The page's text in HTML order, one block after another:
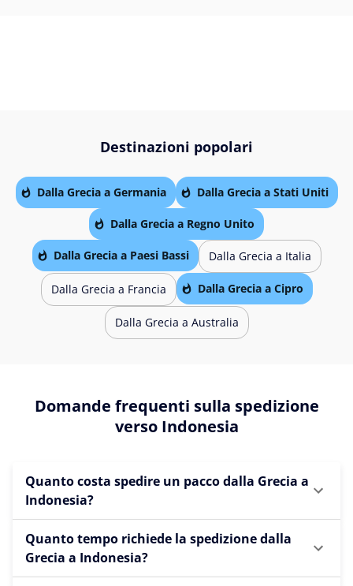
Destinazioni popolari
Dalla Grecia a Germania Dalla Grecia a Stati Uniti
Dalla Grecia a Regno Unito
Dalla Grecia a Paesi Bassi Dalla Grecia a Italia
Dalla Grecia a Francia Dalla Grecia a Cipro
Dalla Grecia a Australia
Domande frequenti sulla spedizione
verso Indonesia
Quanto costa spedire un pacco dalla Grecia a
Indonesia?
Quanto tempo richiede la spedizione dalla
Grecia a Indonesia?